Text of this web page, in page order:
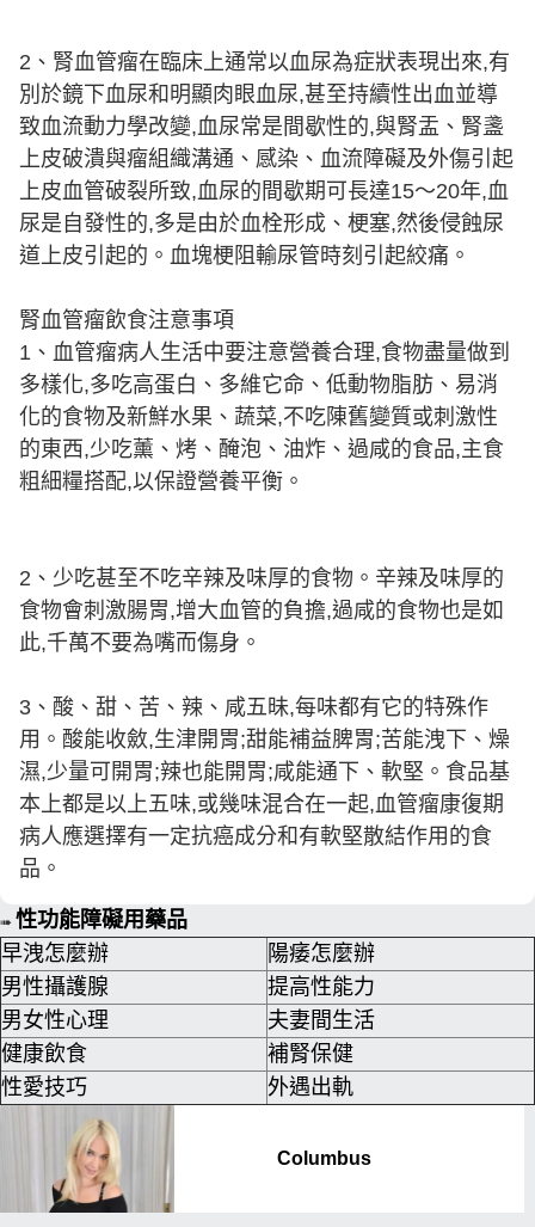
2、腎血管瘤在臨床上通常以血尿為症狀表現出來,有
別於鏡下血尿和明顯肉眼血尿,甚至持續性出血並導
致血流動力學改變,血尿常是間歇性的,與腎盂、腎盞
上皮破潰與瘤組織溝通、感染、血流障礙及外傷引起
上皮血管破裂所致,血尿的間歇期可長達15～20年,血
尿是自發性的,多是由於血栓形成、梗塞,然後侵蝕尿
道上皮引起的。血塊梗阻輸尿管時刻引起絞痛。
腎血管瘤飲食注意事項
1、血管瘤病人生活中要注意營養合理,食物盡量做到
多樣化,多吃高蛋白、多維它命、低動物脂肪、易消
化的食物及新鮮水果、蔬菜,不吃陳舊變質或刺激性
的東西,少吃薰、烤、醃泡、油炸、過咸的食品,主食
粗細糧搭配,以保證營養平衡。
2、少吃甚至不吃辛辣及味厚的食物。辛辣及味厚的
食物會刺激腸胃,增大血管的負擔,過咸的食物也是如
此,千萬不要為嘴而傷身。
3、酸、甜、苦、辣、咸五昧,每味都有它的特殊作
用。酸能收斂,生津開胃;甜能補益脾胃;苦能洩下、燥
濕,少量可開胃;辣也能開胃;咸能通下、軟堅。食品基
本上都是以上五味,或幾味混合在一起,血管瘤康復期
病人應選擇有一定抗癌成分和有軟堅散結作用的食
品。
➠ 性功能障礙用藥品
早洩怎麼辦
陽痿怎麼辦
男性攝護腺
提高性能力
男女性心理
夫妻間生活
健康飲食
補腎保健
性愛技巧
外遇出軌